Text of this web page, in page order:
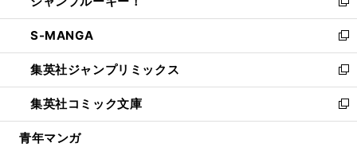
開
く
ウ
で
開
く
ィ
ン
ド
ウ
で
開
く
い
ウ
ィ
ン
ド
ウ
で
開
新
し
い
ウ
ィ
ン
ド
ウ
S-MANGA
新
し
い
ウ
ィ
ン
集英社ジャンプリミックス
新
し
い
ウ
集英社コミック文庫
新
し
青年マンガ